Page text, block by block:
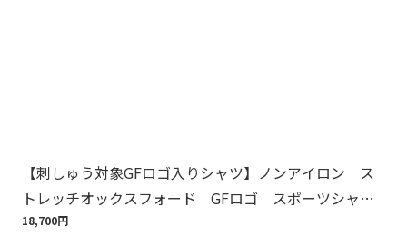
【刺しゅう対象GFロゴ入りシャツ】ノンアイロン ス
トレッチオックスフォード GFロゴ スポーツシャ
ツ Regular Fit
18,700円